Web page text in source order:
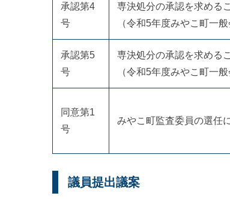
承認第4
号
専決処分の承認を求める
（令和5年度みやこ町一
承認第5
号
専決処分の承認を求める
（令和5年度みやこ町一
同意第1
号
みやこ町監査委員の選任
議員提出議案